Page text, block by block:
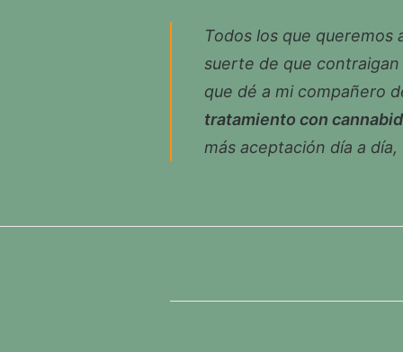
Todos los que queremos
suerte de que
que dé a mi compañero
tratamiento con
más aceptación día a